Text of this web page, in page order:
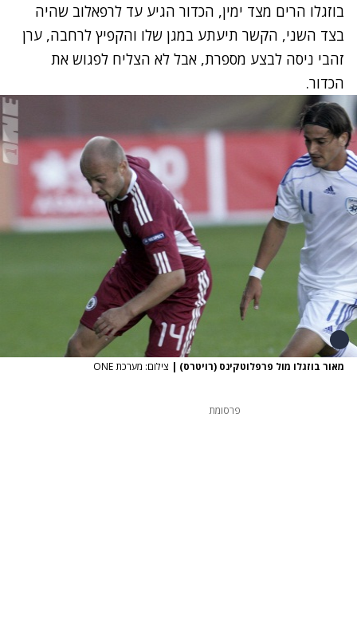
בוזגלו הרים מצד ימין, הכדור הגיע עד לרפאלוב שהיה
בצד השני, הקשר תיעתע במגן שלו והקפיץ לרחבה, ערן
זהבי ניסה לבצע מספרת, אבל לא הצליח לפגוש את
הכדור.
מאור בוזגלו מול פרפלוטקינס (רויטרס) | צילום: מערכת ONE
פרסומת